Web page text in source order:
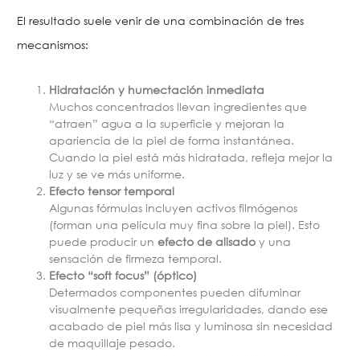
El resultado suele venir de una combinación de tres
mecanismos:
Hidratación y humectación inmediata
Muchos concentrados llevan ingredientes que
“atraen” agua a la superficie y mejoran la
apariencia de la piel de forma instantánea.
Cuando la piel está más hidratada, refleja mejor la
luz y se ve más uniforme.
Efecto tensor temporal
Algunas fórmulas incluyen activos filmógenos
(forman una película muy fina sobre la piel). Esto
puede producir un efecto de alisadoy una
sensación de firmeza temporal.
Efecto “soft focus” (óptico)
Determados componentes pueden difuminar
visualmente pequeñas irregularidades, dando ese
acabado de piel más lisa y luminosa sin necesidad
de maquillaje pesado.